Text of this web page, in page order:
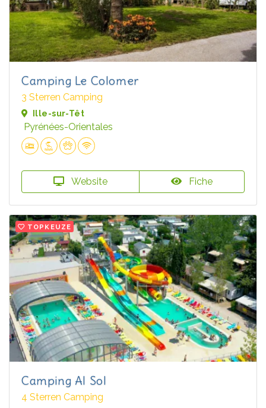
Camping Le Colomer
3 Sterren Camping
Ille-sur-Têt
Pyrénées-Orientales
Website Fiche
TOPKEUZE
Camping Al Sol
4 Sterren Camping